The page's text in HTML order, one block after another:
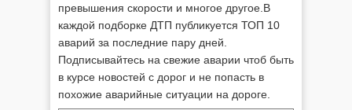
превышения скорости и многое другое.В
каждой подборке ДТП публикуется ТОП 10
аварий за последние пару дней.
Подписывайтесь на свежие аварии чтоб быть
в курсе новостей с дорог и не попасть в
похожие аварийные ситуации на дороге.